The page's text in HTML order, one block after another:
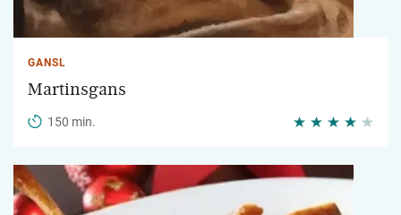
GANSL
Martinsgans
150 min.